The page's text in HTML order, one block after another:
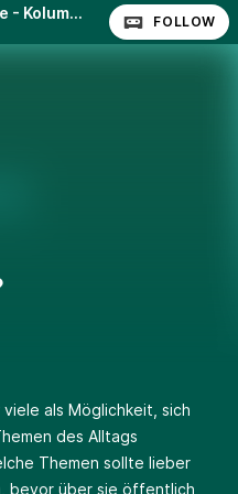
Ückück und das Fediverse - Kolumne auf GNU/Linux.ch FOLLOW
als Möglichkeit, sich
des Alltags
Themen sollte lieber
bevor über sie öffentlich